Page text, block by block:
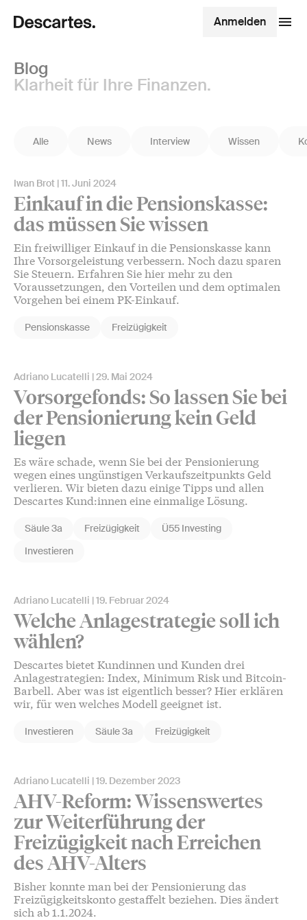
Anmelden
Blog
Klarheit für Ihre Finanzen.
Alle News Interview Wissen
Iwan Brot 11. Juni 2024
Einkauf in die Pensionskasse:
das müssen Sie wissen
Ein freiwilliger Einkauf in die Pensionskasse kann
Ihre Vorsorgeleistung verbessern. Noch dazu sparen
Sie Steuern. Erfahren Sie hier mehr zu den
Voraussetzungen, den Vorteilen und dem optimalen
Vorgehen bei einem PK-Einkauf.
Pensionskasse Freizügigkeit
Adriano Lucatelli 29. Mai 2024
Vorsorgefonds: So lassen Sie bei
der Pensionierung kein Geld
liegen
Es wäre schade, wenn Sie bei der Pensionierung
wegen eines ungünstigen Verkaufszeitpunkts Geld
verlieren. Wir bieten dazu einige Tipps und allen
Descartes Kund:innen eine einmalige Lösung.
Säule 3a Freizügigkeit
Ü55 Investing
Investieren
Adriano Lucatelli 19. Februar 2024
Welche Anlagestrategie soll ich
wählen?
Descartes bietet Kundinnen und Kunden drei
Anlagestrategien: Index, Minimum Risk und Bitcoin-
Barbell. Aber was ist eigentlich besser? Hier erklären
wir, für wen welches Modell geeignet ist.
Investieren Säule 3a Freizügigkeit
Adriano Lucatelli 19. Dezember 2023
AHV-Reform: Wissenswertes
zur Weiterführung der
Freizügigkeit nach Erreichen
des AHV-Alters
Bisher konnte man bei der Pensionierung das
Freizügigkeitskonto gestaffelt beziehen. Dies ändert
sich ab 1.1.2024.